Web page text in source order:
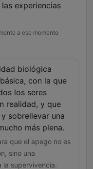
experiencias
a ese momento
biológica
con la que
los seres
realidad, y que
sobrellevar una
más plena.
que el apego no es
sino una
la supervivencia.